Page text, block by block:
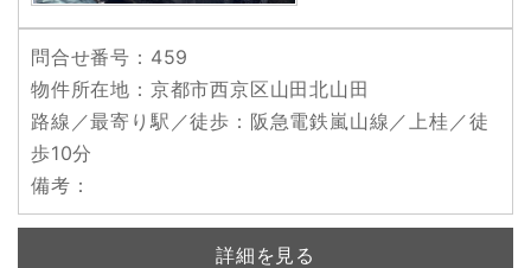
問合せ番号 ：459
物件所在地 ：京都市西京区山田北山田
路線／最寄り駅／徒歩 ：阪急電鉄嵐山線／上桂／徒
歩10分
備考 ：
詳細を見る